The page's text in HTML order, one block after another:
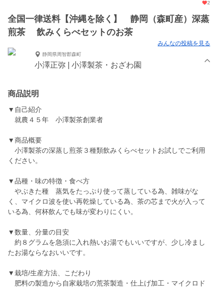
2
全国一律送料【沖縄を除く】 静岡（森町産）深蒸
煎茶 飲みくらべセットのお茶
みんなの投稿を見る
静岡県周智郡森町
小澤正弥 | 小澤製茶・おざわ園
商品説明
▼自己紹介
就農４５年 小澤製茶創業者
▼商品概要
小澤製茶の深蒸し煎茶３種類飲みくらべセットお試しでご利用
ください。
▼品種・味の特徴・食べ方
やぶきた種 蒸気をたっぷり使って蒸している為、雑味がな
く、マイクロ波を使い再乾燥している為、茶の芯まで火が入って
いる為、何杯飲んでも味が変わりにくい。
▼数量、分量の目安
約８グラムを急須に入れ熱いお湯でもいいですが、少し冷まし
たお湯ならなおいいです。
▼栽培/生産方法、こだわり
肥料の製造から自家栽培の荒茶製造・仕上げ加工・マイクロド